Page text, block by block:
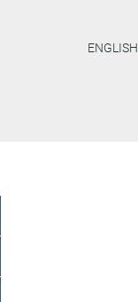
ENGLISH